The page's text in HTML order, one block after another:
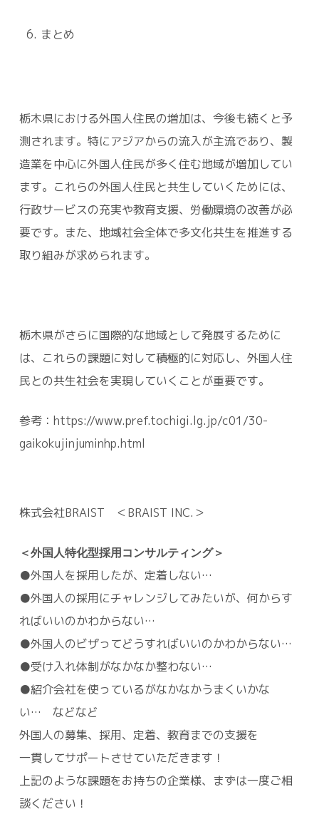
まとめ
栃木県における外国人住民の増加は、今後も続くと予
測されます。特にアジアからの流入が主流であり、製
造業を中心に外国人住民が多く住む地域が増加してい
ます。これらの外国人住民と共生していくためには、
行政サービスの充実や教育支援、労働環境の改善が必
要です。また、地域社会全体で多文化共生を推進する
取り組みが求められます。
栃木県がさらに国際的な地域として発展するために
は、これらの課題に対して積極的に対応し、外国人住
民との共生社会を実現していくことが重要です。
参考：https://www.pref.tochigi.lg.jp/c01/30-
gaikokujinjuminhp.html
株式会社BRAIST ＜BRAIST INC.＞
＜外国人特化型採用コンサルティング＞
●外国人を採用したが、定着しない…
●外国人の採用にチャレンジしてみたいが、何からす
ればいいのかわからない…
●外国人のビザってどうすればいいのかわからない…
●受け入れ体制がなかなか整わない…
●紹介会社を使っているがなかなかうまくいかな
い… などなど
外国人の募集、採用、定着、教育までの支援を
一貫してサポートさせていただきます！
上記のような課題をお持ちの企業様、まずは一度ご相
談ください！